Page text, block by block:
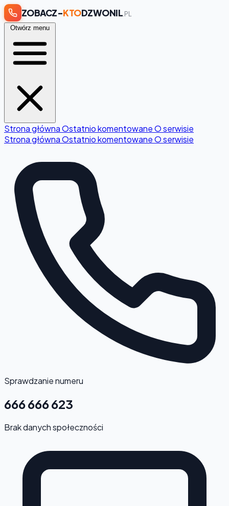
ZOBACZ-KTODZWONIL .PL
Otwórz menu
Strona głównaOstatnio komentowaneO serwisie
Strona głównaOstatnio komentowaneO serwisie
Sprawdzanie numeru
666 666 623
Brak danych społeczności